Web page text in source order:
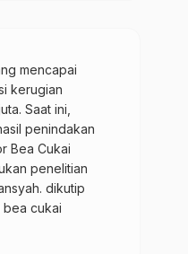
mencapai
kerugian
Saat ini,
penindakan
Bea Cukai
penelitian
dikutip
bea cukai